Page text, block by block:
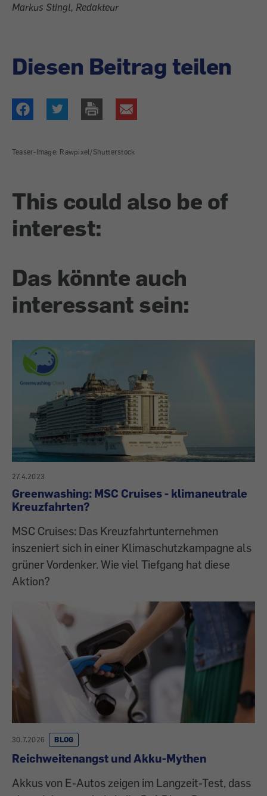
Markus Stingl, Redakteur
Diesen Beitrag teilen
Teaser-Image: Rawpixel/Shutterstock
This could also be of
interest:
Das könnte auch
interessant sein:
27.4.2023
Greenwashing: MSC Cruises - klimaneutrale
Kreuzfahrten?
MSC Cruises: Das Kreuzfahrtunternehmen
inszeniert sich in einer ­Klimaschutzkampagne als
grüner Vordenker. Wie viel Tiefgang hat diese
Aktion?
30.7.2026 BLOG
Reichweitenangst und Akku-Mythen
Akkus von E-Autos zeigen im Langzeit-Test, dass